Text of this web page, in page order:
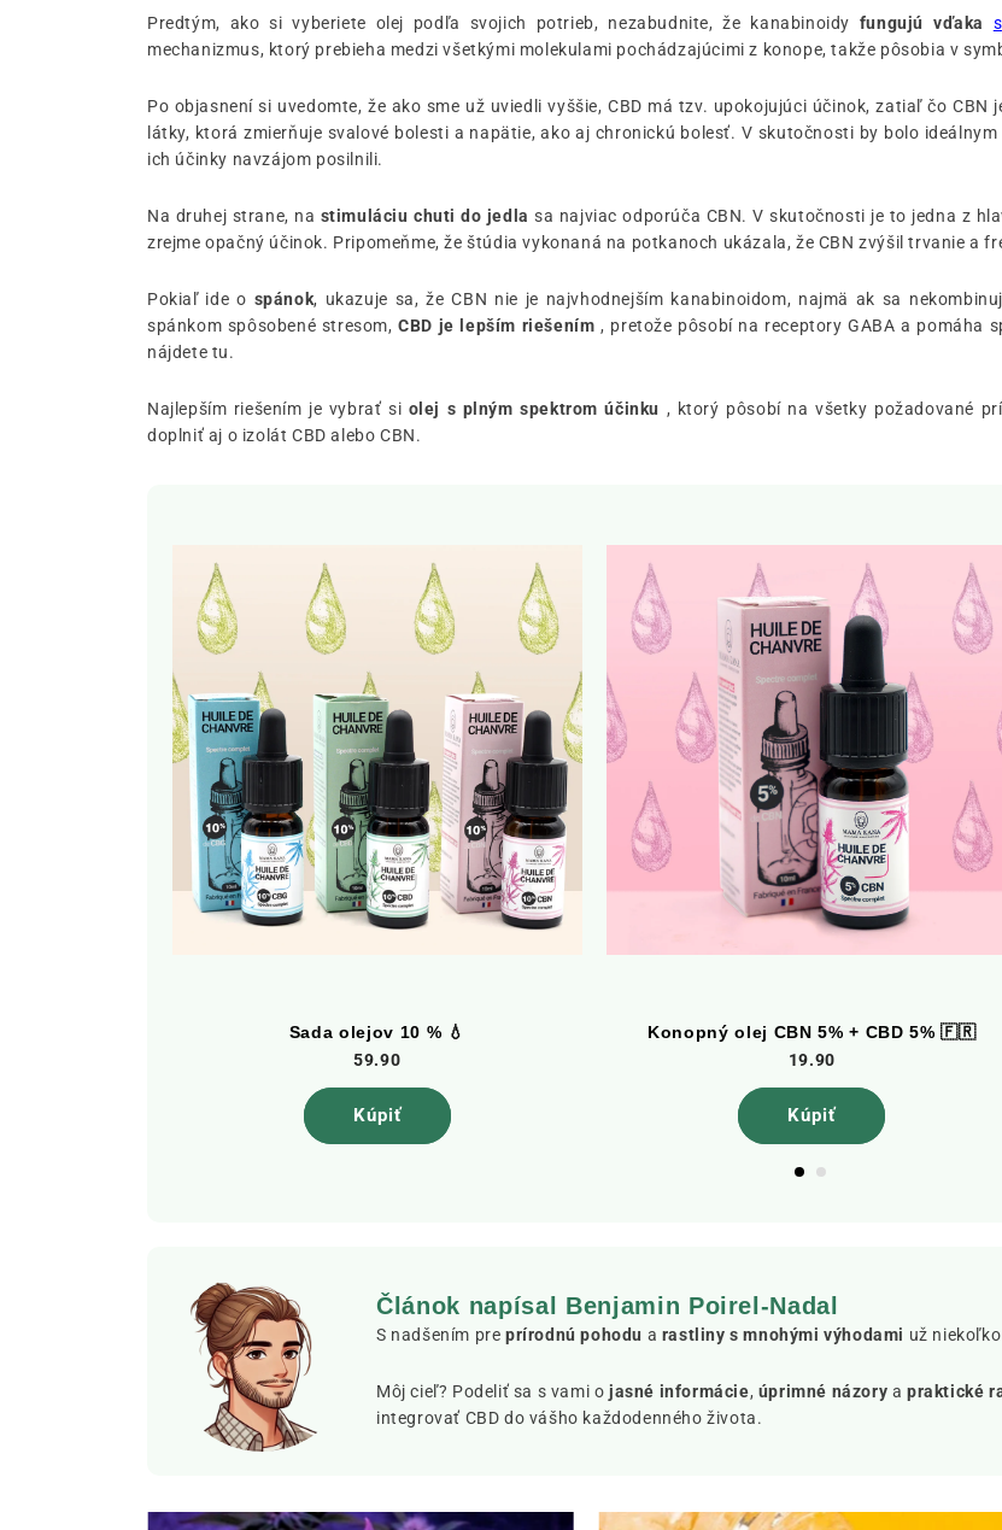
Predtým, ako si vyberiete olej podľa svojich potrieb, nezabudnite, že kanabinoidy fungujú vďaka
mechanizmus, ktorý prebieha medzi všetkými molekulami pochádzajúcimi z konope, takže pôsobia v
Po objasnení si uvedomte, že ako sme už uviedli vyššie, CBD má tzv. upokojujúci účinok, zatiaľ čo
látky, ktorá zmierňuje svalové bolesti a napätie, ako aj chronickú bolesť. V skutočnosti by bolo ideálnym
ich účinky navzájom posilnili.
Na druhej strane, na stimuláciu chuti do jedla sa najviac odporúča CBN. V skutočnosti je to jedna z
zrejme opačný účinok. Pripomeňme, že štúdia vykonaná na potkanoch ukázala, že CBN zvýšil trvanie a
Pokiaľ ide o spánok, ukazuje sa, že CBN nie je najvhodnejším kanabinoidom, najmä ak sa
spánkom spôsobené stresom,CBD je lepším riešením, pretože pôsobí na receptory GABA a pomáha
nájdete tu.
Najlepším riešením je vybrať si olej s plným spektrom účinku , ktorý pôsobí na všetky požadované
doplniť aj o izolát CBD alebo CBN.
Sada olejov 10 % 💧
59.90
Kúpiť
Konopný olej CBN 5% + CBD 5% 🇫🇷
19.90
Kúpiť
Článok napísal Benjamin Poirel-Nadal
S nadšením pre prírodnú pohodu a rastliny s mnohými výhodami už
Môj cieľ? Podeliť sa s vami o jasné informácie, úprimné názory apraktické
integrovať CBD do vášho každodenného života.